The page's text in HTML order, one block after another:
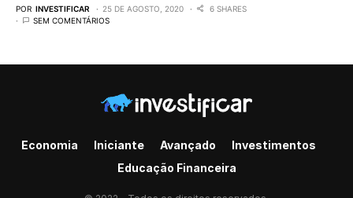
POR INVESTIFICAR 25 DE AGOSTO, 2020
6 SHARES
SEM COMENTÁRIOS
Economia Iniciante Avançado
Investimentos
Educação Financeira